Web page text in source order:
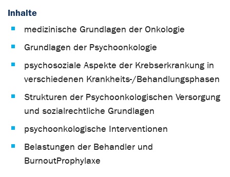
Inhalte
medizinische Grundlagen der Onkologie
Grundlagen der Psychoonkologie
psychosoziale Aspekte der Krebserkrankung in
verschiedenen Krankheits-/Behandlungsphasen
Strukturen der Psychoonkologischen Versorgung
und sozialrechtliche Grundlagen
psychoonkologische Interventionen
Belastungen der Behandler und
BurnoutProphylaxe